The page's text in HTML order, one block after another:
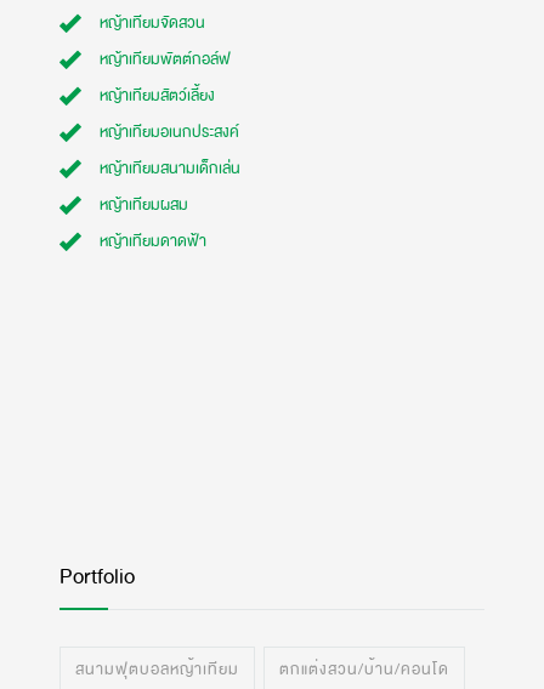
หญ้าเทียมจัดสวน
หญ้าเทียมพัตต์กอล์ฟ
หญ้าเทียมสัตว์เลี้ยง
หญ้าเทียมอเนกประสงค์
หญ้าเทียมสนามเด็กเล่น
หญ้าเทียมผสม
หญ้าเทียมดาดฟ้า
Portfolio
สนามฟุตบอลหญ้าเทียม ตกแต่งสวน/บ้าน/คอนโด